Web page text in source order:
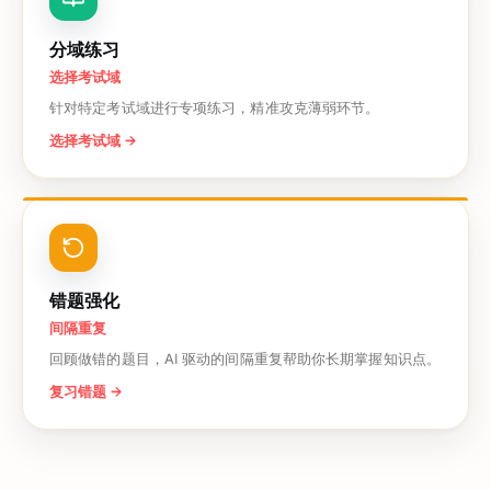
分域练习
选择考试域
针对特定考试域进行专项练习，精准攻克薄弱环节。
选择考试域 →
错题强化
间隔重复
回顾做错的题目，AI 驱动的间隔重复帮助你长期掌握知识点。
复习错题 →